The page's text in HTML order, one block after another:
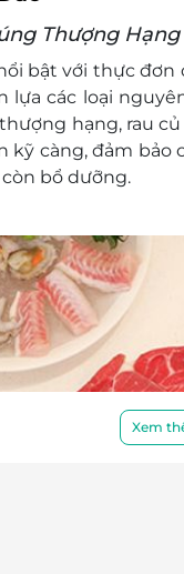
Thượng Hạng
bật với thực
lựa các loại
hạng, rau
kỹ càng, đảm
bổ dưỡng.
Xem